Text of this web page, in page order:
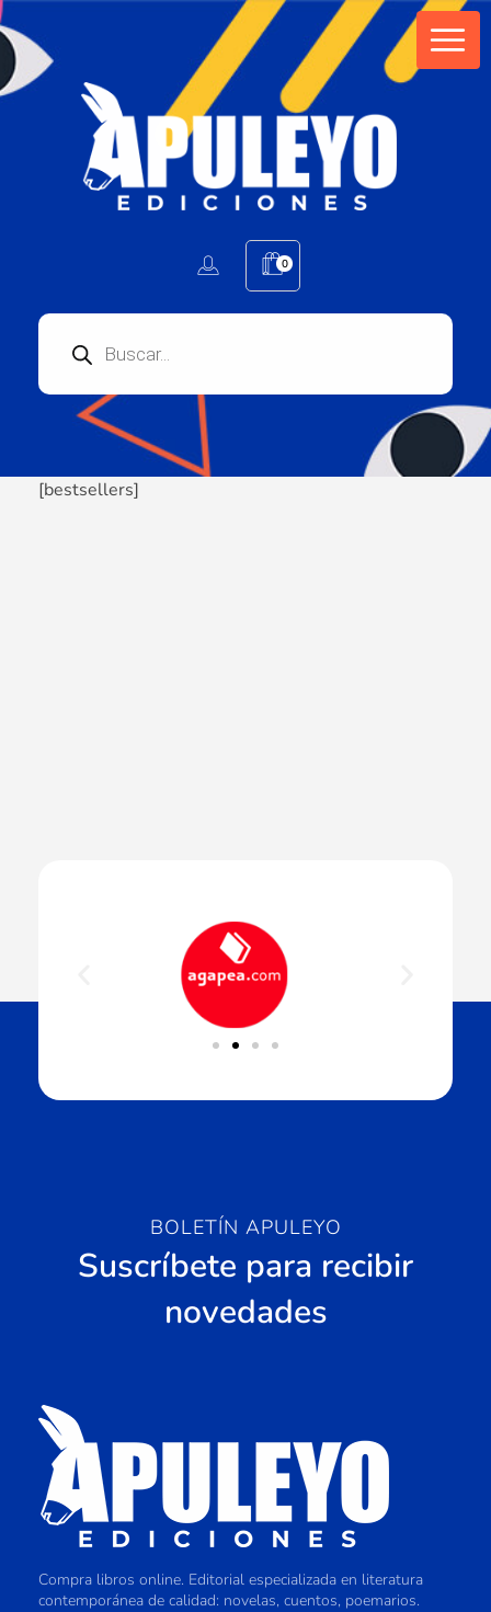
0
[bestsellers]
BOLETÍN APULEYO
Suscríbete para recibir
novedades
Compra libros online. Editorial especializada en literatura
contemporánea de calidad: novelas, cuentos, poemarios.